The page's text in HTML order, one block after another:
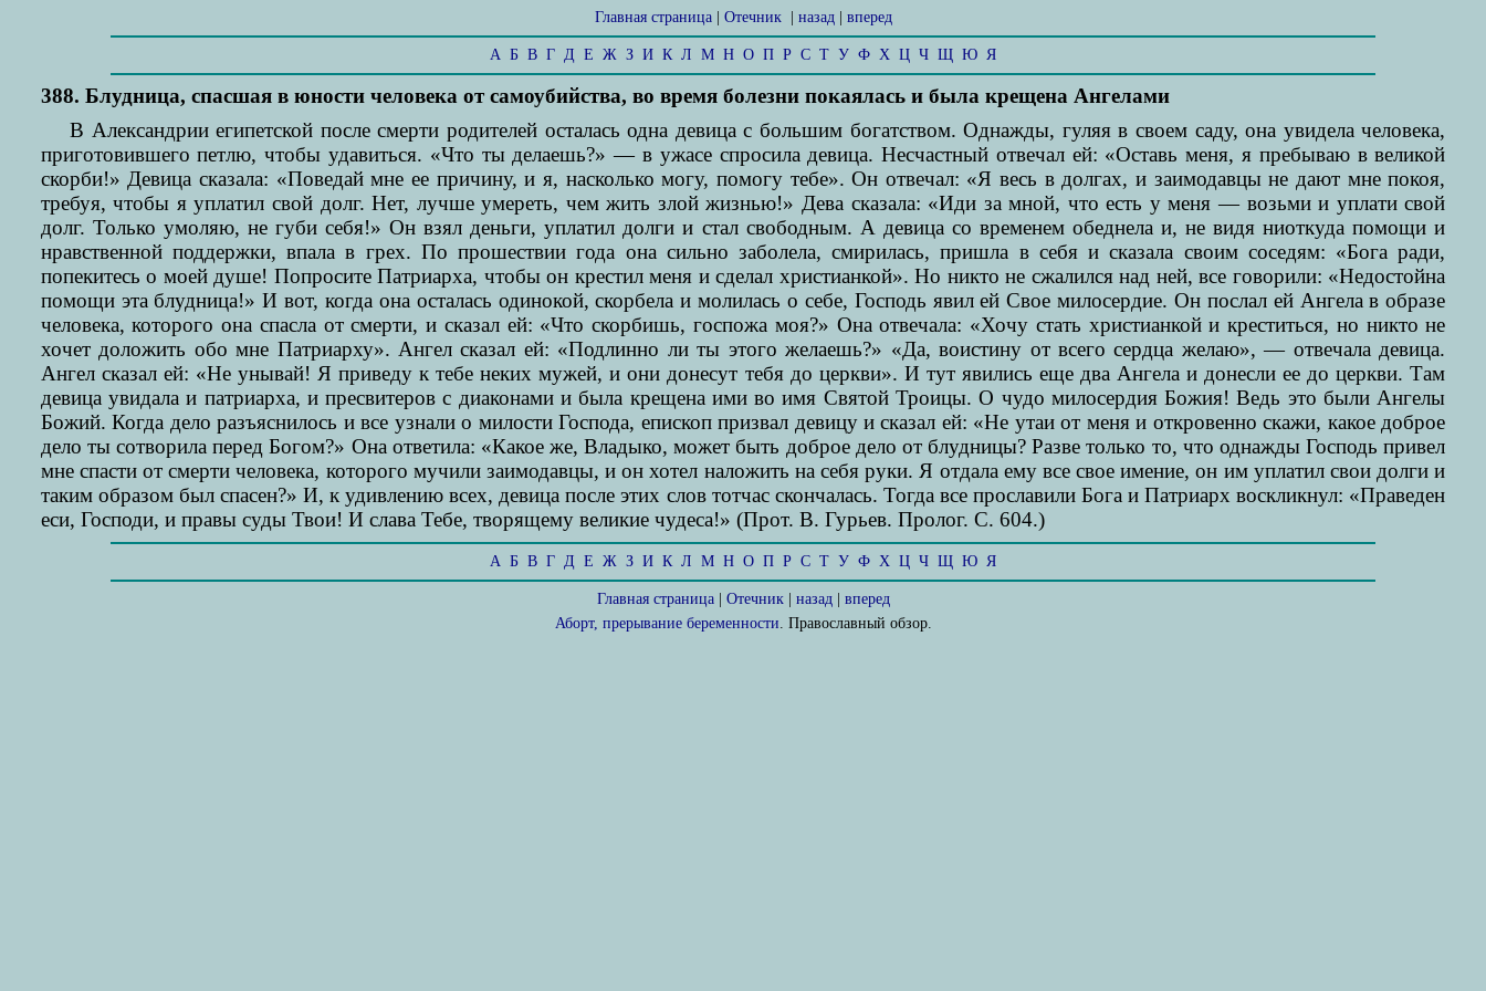
Главная страница| Отечник| назад| вперед
А Б В Г Д Е Ж З И К Л М Н О П Р С Т У Ф Х Ц Ч Щ Ю Я
388. Блудница, спасшая в юности человека от самоубийства, во время болезни покаялась и была крещена Ангелами
В Александрии египетской после смерти родителей осталась одна девица с большим богатством. Однажды, гуляя в своем саду, она увидела человека,
приготовившего петлю, чтобы удавиться. «Что ты делаешь?» — в ужасе спросила девица. Несчастный отвечал ей: «Оставь меня, я пребываю в великой
скорби!» Девица сказала: «Поведай мне ее причину, и я, насколько могу, помогу тебе». Он отвечал: «Я весь в долгах, и заимодавцы не дают мне покоя,
требуя, чтобы я уплатил свой долг. Нет, лучше умереть, чем жить злой жизнью!» Дева сказала: «Иди за мной, что есть у меня — возьми и уплати свой
долг. Только умоляю, не губи себя!» Он взял деньги, уплатил долги и стал свободным. А девица со временем обеднела и, не видя ниоткуда помощи и
нравственной поддержки, впала в грех. По прошествии года она сильно заболела, смирилась, пришла в себя и сказала своим соседям: «Бога ради,
попекитесь о моей душе! Попросите Патриарха, чтобы он крестил меня и сделал христианкой». Но никто не сжалился над ней, все говорили: «Недостойна
помощи эта блудница!» И вот, когда она осталась одинокой, скорбела и молилась о себе, Господь явил ей Свое милосердие. Он послал ей Ангела в образе
человека, которого она спасла от смерти, и сказал ей: «Что скорбишь, госпожа моя?» Она отвечала: «Хочу стать христианкой и креститься, но никто не
хочет доложить обо мне Патриарху». Ангел сказал ей: «Подлинно ли ты этого желаешь?» «Да, воистину от всего сердца желаю», — отвечала девица.
Ангел сказал ей: «Не унывай! Я приведу к тебе неких мужей, и они донесут тебя до церкви». И тут явились еще два Ангела и донесли ее до церкви. Там
девица увидала и патриарха, и пресвитеров с диаконами и была крещена ими во имя Святой Троицы. О чудо милосердия Божия! Ведь это были Ангелы
Божий. Когда дело разъяснилось и все узнали о милости Господа, епископ призвал девицу и сказал ей: «Не утаи от меня и откровенно скажи, какое доброе
дело ты сотворила перед Богом?» Она ответила: «Какое же, Владыко, может быть доброе дело от блудницы? Разве только то, что однажды Господь привел
мне спасти от смерти человека, которого мучили заимодавцы, и он хотел наложить на себя руки. Я отдала ему все свое имение, он им уплатил свои долги и
таким образом был спасен?» И, к удивлению всех, девица после этих слов тотчас скончалась. Тогда все прославили Бога и Патриарх воскликнул: «Праведен
еси, Господи, и правы суды Твои! И слава Тебе, творящему великие чудеса!» (Прот. В. Гурьев. Пролог. С. 604.)
А Б В Г Д Е Ж З И К Л М Н О П Р С Т У Ф Х Ц Ч Щ Ю Я
Главная страница| Отечник| назад| вперед
Аборт, прерывание беременности . Православный обзор.